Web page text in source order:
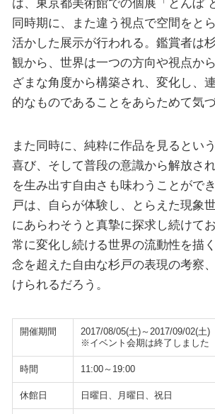
同時期に、また違う視点で空間をと
活かした展示が行われる。鑑賞者は
観から、世界は一つの方向や視点か
ざまな角度から構築され、変化し、
的なものであることをあらためて気づ
また同時に、純粋に作品を見るとい
喜び、そして普段の意識から解放さ
を生み出す自由さも味わうことがで
戸は、自らが体験し、とらえた現象
にあらわそうと真摯に探求し続けて
常に変化し続ける世界の流動性を描
念を超えた自由な杉戸の表現の考察
けられるだろう。
開催期間
2017/08/05(土)～2017/09/02(土)
※イベント会期は終了しました
時間 11:00～19:00
休館日 日曜日、月曜日、祝日